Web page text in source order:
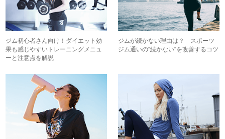
ジム初心者さん向け！ダイエット効
果も感じやすいトレーニングメニュ
ーと注意点を解説
ジムが続かない理由は？ スポーツ
ジム通いの“続かない“を改善するコツ